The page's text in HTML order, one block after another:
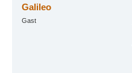
Galileo
Gast